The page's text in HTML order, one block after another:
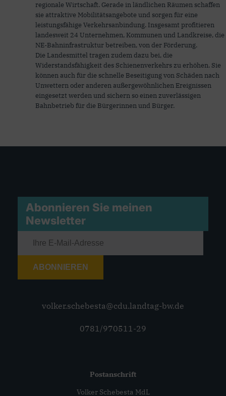
regionale Wirtschaft. Gerade in ländlichen Räumen schaffen
sie attraktive Mobilitätsangebote und sorgen für eine
leistungsfähige Verkehrsanbindung. Insgesamt profitieren
landesweit 24 Unternehmen, Kommunen und Landkreise, die
NE-Bahninfrastruktur betreiben, von der Förderung.
Die Landesmittel tragen zudem dazu bei, die
Widerstandsfähigkeit des Schienenverkehrs zu erhöhen. Sie
können auch für die schnelle Beseitigung von Schäden nach
Unwettern oder anderen außergewöhnlichen Ereignissen
eingesetzt werden und sichern so einen zuverlässigen
Bahnbetrieb für die Bürgerinnen und Bürger.
Abonnieren Sie meinen
Newsletter
ABONNIEREN
volker.schebesta@cdu.landtag-bw.de
0781/970511-29
Postanschrift
Volker Schebesta MdL